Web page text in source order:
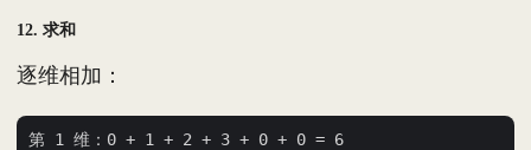
12. 求和
逐维相加：
第 1 维：0 + 1 + 2 + 3 + 0 + 0 = 6